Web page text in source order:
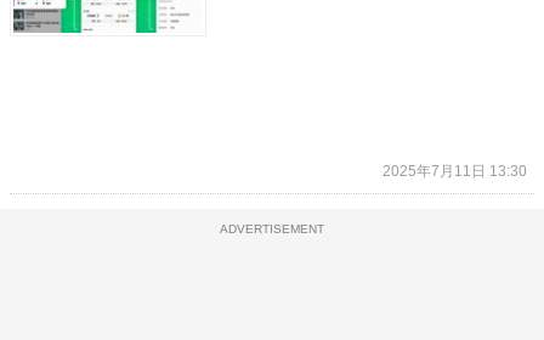
2025年7月11日 13:30
ADVERTISEMENT